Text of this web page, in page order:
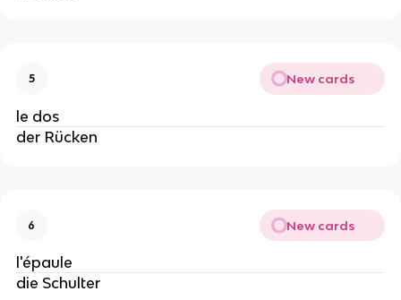
5 New cards
le dos
der Rücken
6 New cards
l'épaule
die Schulter